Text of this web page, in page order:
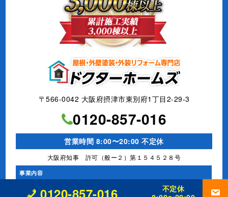
0120-857-016
不定休
〒566-0042 大阪府摂津市東別府1丁目2-29-3
0120-857-016
営業時間 8:00〜20:00 不定休
大阪府知事 許可（般ー２）第１５４５２８号
事業内容
外壁改修工事、塗装工事⼀式、防水工事、シーリング工事、屋根工事、